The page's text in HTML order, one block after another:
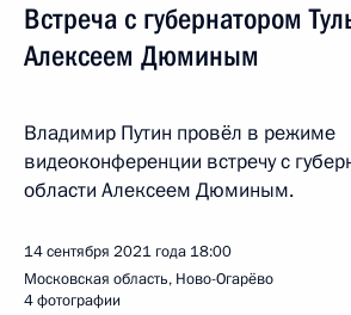
Встреча с губернатором
Алексеем Дюминым
Владимир Путин провёл в режиме
видеоконференции встречу с
области Алексеем Дюминым.
14 сентября 2021 года 18:00
Московская область, Ново-Огарёво
4 фотографии